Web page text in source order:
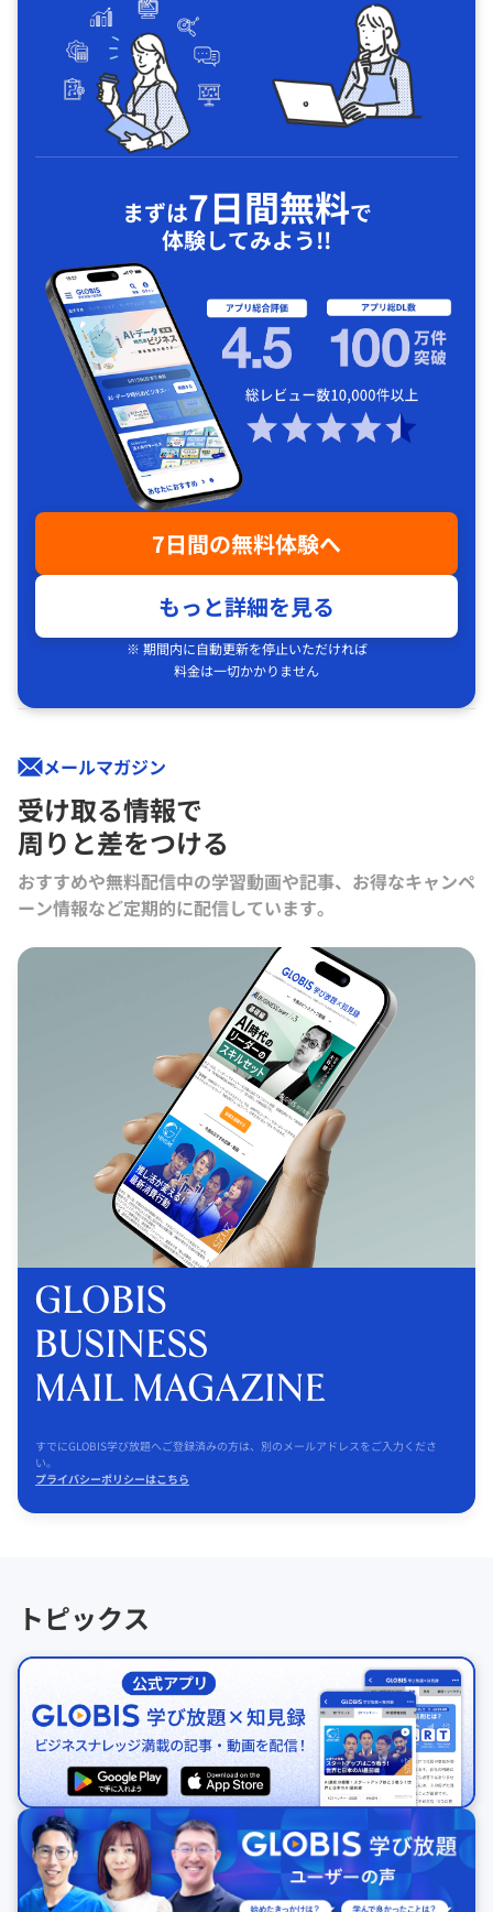
まずは7日間無料で
体験してみよう!!
7日間の無料体験へ
もっと詳細を見る
※ 期間内に自動更新を停止いただければ
料金は一切かかりません
メールマガジン
受け取る情報で
周りと差をつける
おすすめや無料配信中の学習動画や記事、お得なキャンペ
ーン情報など定期的に配信しています。
すでにGLOBIS学び放題へご登録済みの方は、別のメールアドレスをご入力くださ
い。
プライバシーポリシーはこちら
トピックス